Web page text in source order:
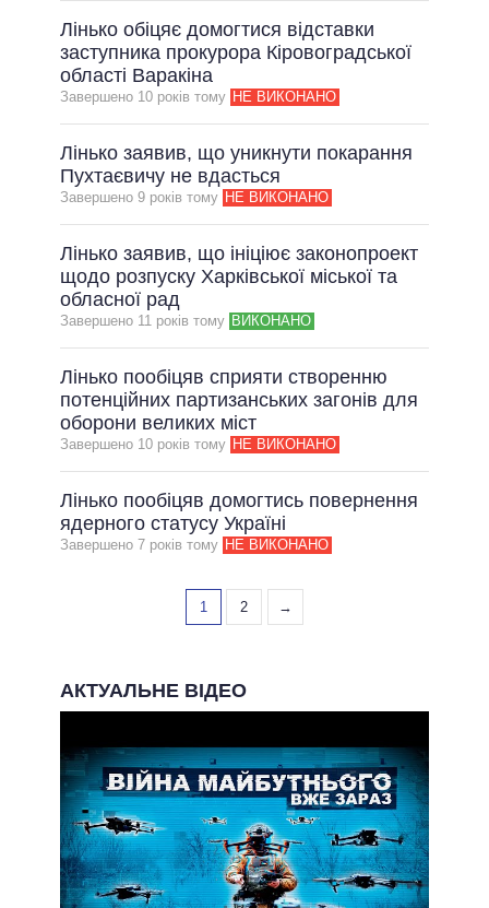
Лінько обіцяє домогтися відставки
заступника прокурора Кіровоградської
області Варакіна
Завершено 10 рокiв тому НЕ ВИКОНАНО
Лінько заявив, що уникнути покарання
Пухтаєвичу не вдасться
Завершено 9 рокiв тому НЕ ВИКОНАНО
Лінько заявив, що ініціює законопроект
щодо розпуску Харківської міської та
обласної рад
Завершено 11 рокiв тому ВИКОНАНО
Лінько пообіцяв сприяти створенню
потенційних партизанських загонів для
оборони великих міст
Завершено 10 рокiв тому НЕ ВИКОНАНО
Лінько пообіцяв домогтись повернення
ядерного статусу Україні
Завершено 7 рокiв тому НЕ ВИКОНАНО
1 2 →
АКТУАЛЬНЕ ВІДЕО